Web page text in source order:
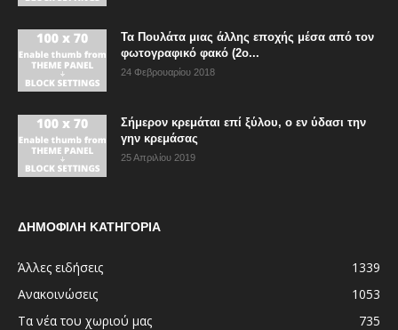
Τα Πουλάτα μιας άλλης εποχής μέσα από τον
φωτογραφικό φακό (2ο...
24 Φεβρουαρίου 2018
Σήμερον κρεμάται επί ξύλου, ο εν ύδασι την
γην κρεμάσας
25 Απριλίου 2019
ΔΗΜΟΦΙΛΗ ΚΑΤΗΓΟΡΙΑ
Άλλες ειδήσεις
1339
Ανακοινώσεις
1053
Τα νέα του χωριού μας
735